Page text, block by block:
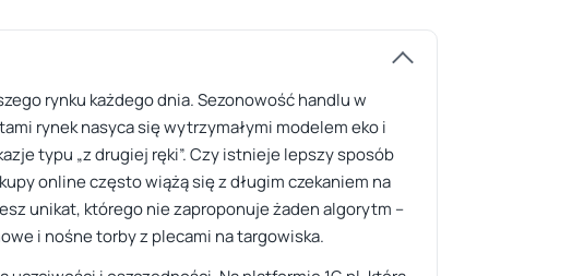
rynku każdego dnia. Sezonowość handlu w
rynek nasyca się wytrzymałymi modelem eko i
typu „z drugiej ręki”. Czy istnieje lepszy sposób
online często wiążą się z długim czekaniem na
unikat, którego nie zaproponuje żaden algorytm –
i nośne torby z plecami na targowiska.